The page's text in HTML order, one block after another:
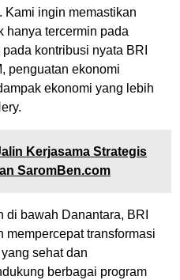
Kami ingin memastikan
hanya tercermin pada
kontribusi nyata BRI
penguatan ekonomi
ekonomi yang lebih
Kerjasama Strategis
SaromBen.com
di bawah Danantara, BRI
mempercepat transformasi
sehat dan
berbagai program